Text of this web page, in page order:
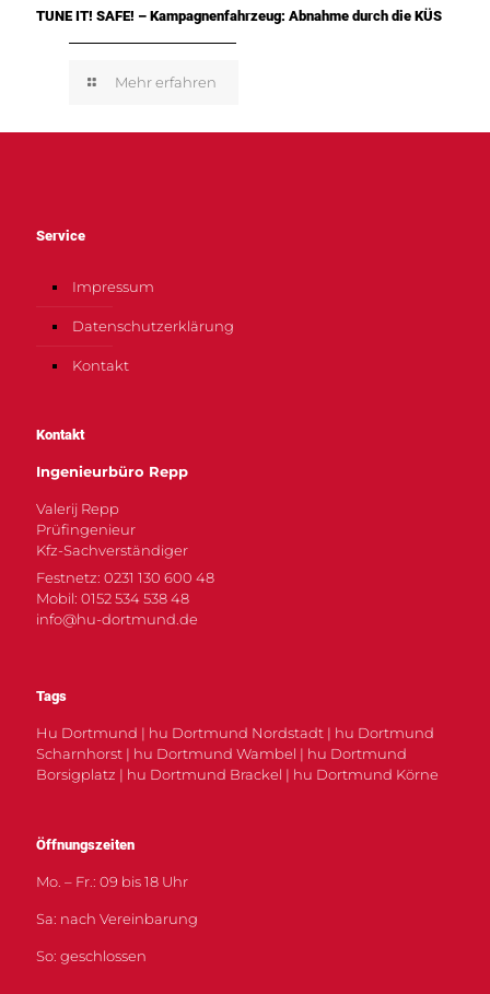
TUNE IT! SAFE! – Kampagnenfahrzeug: Abnahme durch die KÜS
Mehr erfahren
Service
Impressum
Datenschutzerklärung
Kontakt
Kontakt
Ingenieurbüro Repp
Valerij Repp
Prüfingenieur
Kfz-Sachverständiger
Festnetz: 0231 130 600 48
Mobil: 0152 534 538 48
info@hu-dortmund.de
Tags
Hu Dortmund | hu Dortmund Nordstadt | hu Dortmund
Scharnhorst | hu Dortmund Wambel | hu Dortmund
Borsigplatz | hu Dortmund Brackel | hu Dortmund Körne
Öffnungszeiten
Mo. – Fr.: 09 bis 18 Uhr
Sa: nach Vereinbarung
So: geschlossen